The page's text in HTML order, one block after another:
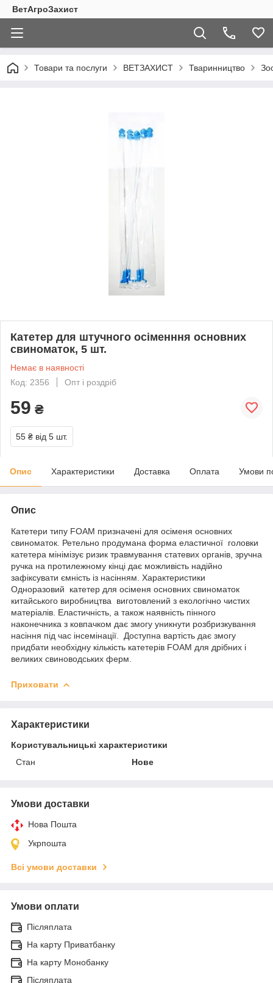
ВетАгроЗахист
Товари та послуги ВЕТЗАХИСТ Тваринництво
Катетер для штучного осіменння основних
свиноматок, 5 шт.
Немає в наявності
Код: 2356
Опт і роздріб
59 ₴
55 ₴ від 5 шт.
Опис Характеристики Доставка Оплата Умови
Опис
Катетери типу FOAM призначені для осіменя основних
свиноматок. Ретельно продумана форма еластичної головки
катетера мінімізує ризик травмування статевих органів, зручна
ручка на протилежному кінці дає можливість надійно
зафіксувати ємність із насінням. Характеристики
Одноразовий катетер для осіменя основних свиноматок
китайського виробництва виготовлений з екологічно чистих
матеріалів. Еластичність, а також наявність пінного
наконечника з ковпачком дає змогу уникнути розбризкування
насіння під час інсемінації. Доступна вартість дає змогу
придбати необхідну кількість катетерів FOAM для дрібних і
великих свиноводських ферм.
Приховати
Характеристики
Користувальницькі характеристики
Стан
Нове
Умови доставки
Нова Пошта
Укрпошта
Всі умови доставки
Умови оплати
Післяплата
На карту Приватбанку
На карту Монобанку
Післяплата